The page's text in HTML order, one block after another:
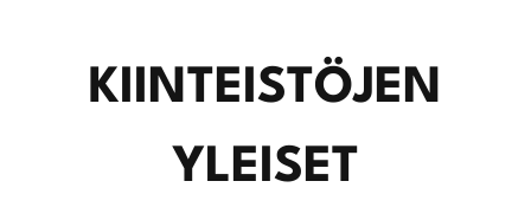
KIINTEISTÖJEN
YLEISET